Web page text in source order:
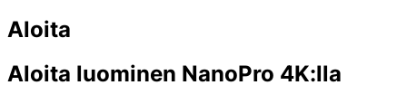
Aloita
Aloita luominen NanoPro 4K:lla